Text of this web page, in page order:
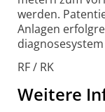
werden.
Anlagen
RF / RK
Weitere